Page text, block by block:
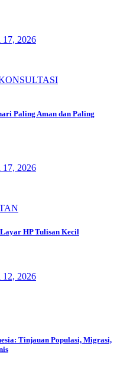
17, 2026
Paling Aman dan Paling
17, 2026
HP Tulisan Kecil
12, 2026
Tinjauan Populasi, Migrasi,